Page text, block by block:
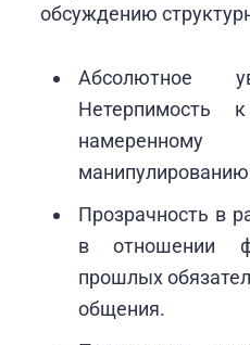
обсуждению
Абсолютное
Нетерпимость
Прозрачность в
в отношении
прошлых
общения.